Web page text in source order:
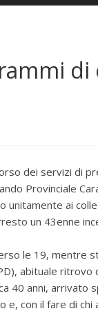
di
dei servizi di
Provinciale
ai
un 43enne
le 19, mentre
abituale ritrovo
40 anni, arrivato
e, con il fare di chi